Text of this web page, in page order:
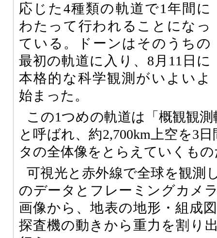
応じた4種類の軌道で1年間に
わたって行われることになっ
ている。ドーンはそのうちの
最初の軌道に入り、8月11日に
本格的な科学観測がいよいよ
始まった。
この1つめの軌道は「概観観測
と呼ばれ、約2,700km上空を3
タの全体像をとらえていくも
可視光と赤外線で全球を観測
のデータとフレーミングカメ
画像から、地表の地形・組成
探査機の動きから重力を割り